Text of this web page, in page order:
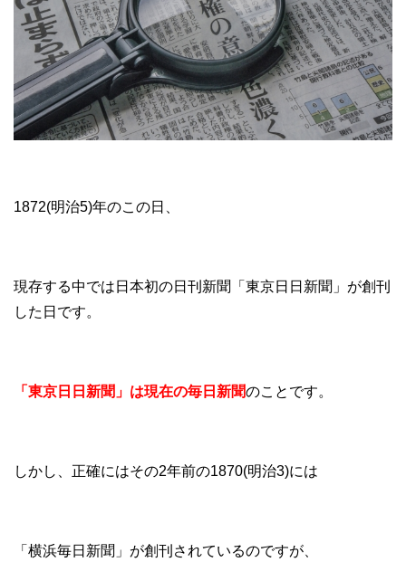
1872(明治5)年のこの日、
現存する中では日本初の日刊新聞「東京日日新聞」が創刊
した日です。
「東京日日新聞」は現在の毎日新聞のことです。
しかし、正確にはその2年前の1870(明治3)には
「横浜毎日新聞」が創刊されているのですが、